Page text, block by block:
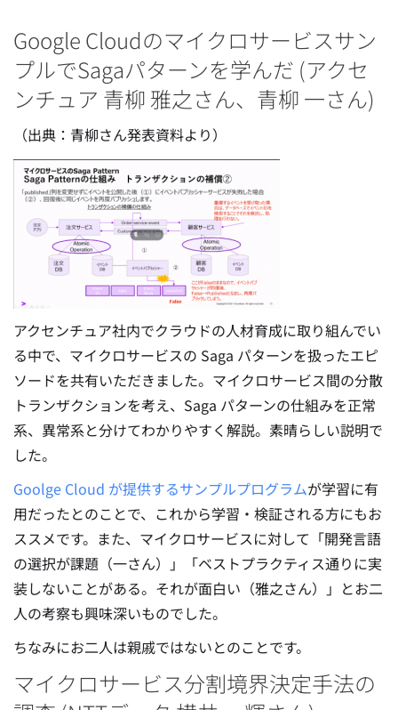
Google Cloudのマイクロサービスサン
プルでSagaパターンを学んだ (アクセ
ンチュア 青柳 雅之さん、青柳 一さん)
（出典：青柳さん発表資料より）
アクセンチュア社内でクラウドの人材育成に取り組んでい
る中で、マイクロサービスの Saga パターンを扱ったエピ
ソードを共有いただきました。マイクロサービス間の分散
トランザクションを考え、Saga パターンの仕組みを正常
系、異常系と分けてわかりやすく解説。素晴らしい説明で
した。
Goolge Cloud が提供するサンプルプログラムが学習に有
用だったとのことで、これから学習・検証される方にもお
ススメです。また、マイクロサービスに対して「開発言語
の選択が課題（一さん）」「ベストプラクティス通りに実
装しないことがある。それが面白い（雅之さん）」とお二
人の考察も興味深いものでした。
ちなみにお二人は親戚ではないとのことです。
マイクロサービス分割境界決定手法の